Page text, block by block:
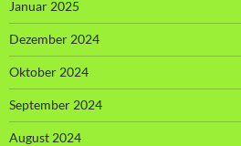
Januar 2025
Dezember 2024
Oktober 2024
September 2024
August 2024